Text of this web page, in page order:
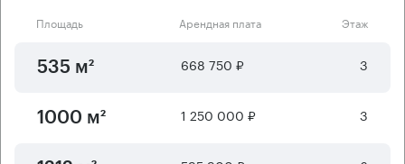
Площадь Арендная плата Этаж
535 м² 668 750 ₽ 3
1000 м² 1 250 000 ₽ 3